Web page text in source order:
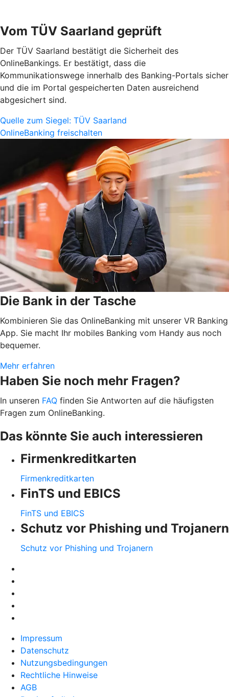
Vom TÜV Saarland geprüft
Der TÜV Saarland bestätigt die Sicherheit des
OnlineBankings. Er bestätigt, dass die
Kommunikationswege innerhalb des Banking-Portals sicher
und die im Portal gespeicherten Daten ausreichend
abgesichert sind.
Quelle zum Siegel: TÜV Saarland
OnlineBanking freischalten
Die Bank in der Tasche
Kombinieren Sie das OnlineBanking mit unserer VR Banking
App. Sie macht Ihr mobiles Banking vom Handy aus noch
bequemer.
Mehr erfahren
Haben Sie noch mehr Fragen?
In unseren FAQ finden Sie Antworten auf die häufigsten
Fragen zum OnlineBanking.
Das könnte Sie auch interessieren
Firmenkreditkarten
Firmenkreditkarten
FinTS und EBICS
FinTS und EBICS
Schutz vor Phishing und Trojanern
Schutz vor Phishing und Trojanern
Impressum
Datenschutz
Nutzungsbedingungen
Rechtliche Hinweise
AGB